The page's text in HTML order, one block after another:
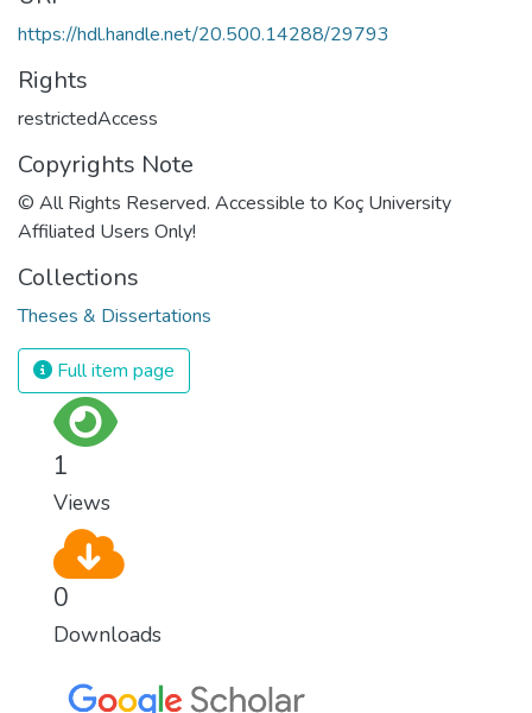
https://hdl.handle.net/20.500.14288/29793
Rights
restrictedAccess
Copyrights Note
© All Rights Reserved. Accessible to Koç University
Affiliated Users Only!
Collections
Theses & Dissertations
Full item page
1
Views
0
Downloads